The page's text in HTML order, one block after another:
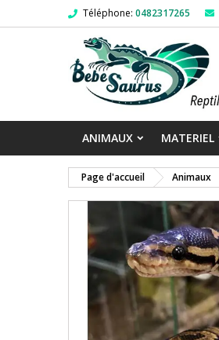
Téléphone: 0482317265
ANIMAUX MATERIEL
Page d'accueil Animaux